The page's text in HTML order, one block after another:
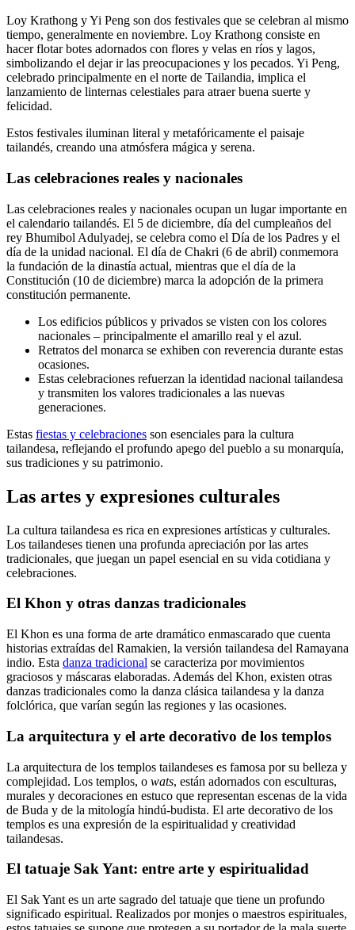
Loy Krathong y Yi Peng son dos festivales que se celebran al mismo
tiempo, generalmente en noviembre. Loy Krathong consiste en
hacer flotar botes adornados con flores y velas en ríos y lagos,
simbolizando el dejar ir las preocupaciones y los pecados. Yi Peng,
celebrado principalmente en el norte de Tailandia, implica el
lanzamiento de linternas celestiales para atraer buena suerte y
felicidad.
Estos festivales iluminan literal y metafóricamente el paisaje
tailandés, creando una atmósfera mágica y serena.
Las celebraciones reales y nacionales
Las celebraciones reales y nacionales ocupan un lugar importante en
el calendario tailandés. El 5 de diciembre, día del cumpleaños del
rey Bhumibol Adulyadej, se celebra como el Día de los Padres y el
día de la unidad nacional. El día de Chakri (6 de abril) conmemora
la fundación de la dinastía actual, mientras que el día de la
Constitución (10 de diciembre) marca la adopción de la primera
constitución permanente.
Los edificios públicos y privados se visten con los colores
nacionales – principalmente el amarillo real y el azul.
Retratos del monarca se exhiben con reverencia durante estas
ocasiones.
Estas celebraciones refuerzan la identidad nacional tailandesa
y transmiten los valores tradicionales a las nuevas
generaciones.
Estas fiestas y celebraciones son esenciales para la cultura
tailandesa, reflejando el profundo apego del pueblo a su monarquía,
sus tradiciones y su patrimonio.
Las artes y expresiones culturales
La cultura tailandesa es rica en expresiones artísticas y culturales.
Los tailandeses tienen una profunda apreciación por las artes
tradicionales, que juegan un papel esencial en su vida cotidiana y
celebraciones.
El Khon y otras danzas tradicionales
El Khon es una forma de arte dramático enmascarado que cuenta
historias extraídas del Ramakien, la versión tailandesa del Ramayana
indio. Esta danza tradicional se caracteriza por movimientos
graciosos y máscaras elaboradas. Además del Khon, existen otras
danzas tradicionales como la danza clásica tailandesa y la danza
folclórica, que varían según las regiones y las ocasiones.
La arquitectura y el arte decorativo de los templos
La arquitectura de los templos tailandeses es famosa por su belleza y
complejidad. Los templos, o wats, están adornados con esculturas,
murales y decoraciones en estuco que representan escenas de la vida
de Buda y de la mitología hindú-budista. El arte decorativo de los
templos es una expresión de la espiritualidad y creatividad
tailandesas.
El tatuaje Sak Yant: entre arte y espiritualidad
El Sak Yant es un arte sagrado del tatuaje que tiene un profundo
significado espiritual. Realizados por monjes o maestros espirituales,